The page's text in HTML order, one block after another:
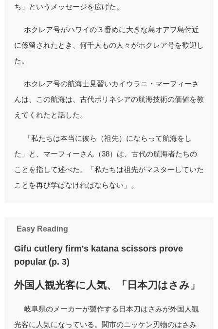
ち」というメッセージを広げた。
ホクレア号がハワイの３番めに大きな島オアフ島付近
に係留されたとき、何千人もの人々がホクレア号を歓迎し
た。
ホクレア号の航海士見習いカイウラニ・マーフィーさ
んは、この航海は、古代ポリネシアの航海技術の価値を教
えてくれたと話した。
「私たちは本当に彼ら（祖先）にならって航海をし
た」と、マーフィーさん（38）は、古代の航海者たちの
ことを指して述べた。「私たちは祖先がマスターしていた
ことを再び学ばなければならない」。
Easy Reading
Gifu cutlery firm's katana scissors prove
popular (p. 3)
外国人観光客に人気、「日本刀はさみ」
岐阜県のメーカーが製作する日本刀はさみが外国人観
光客に人気になっている。関市のニッケン刃物のはさみ